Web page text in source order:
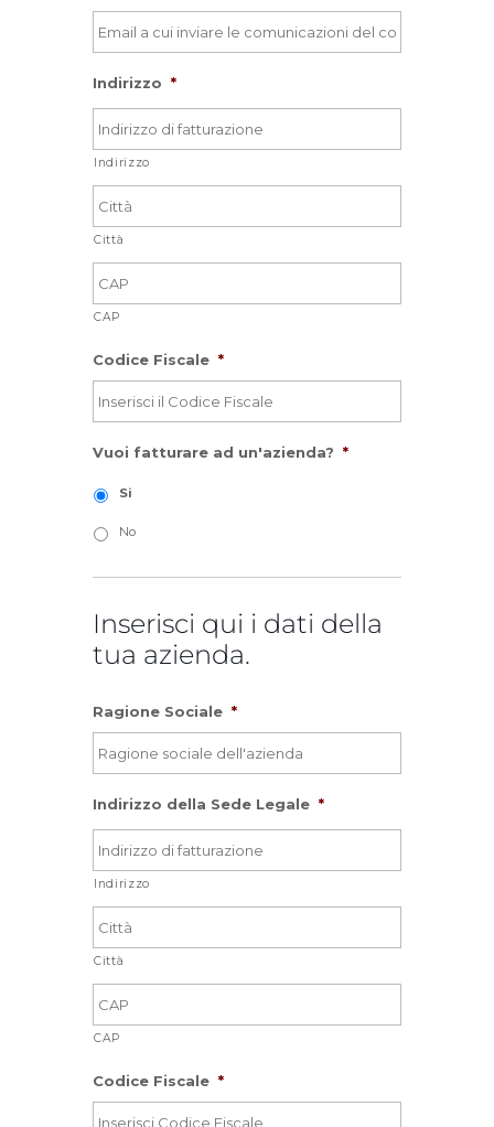
Indirizzo *
Indirizzo
Città
CAP
Codice Fiscale *
Vuoi fatturare ad un'azienda? *
Si
No
Inserisci qui i dati della
tua azienda.
Ragione Sociale *
Indirizzo della Sede Legale *
Indirizzo
Città
CAP
Codice Fiscale *